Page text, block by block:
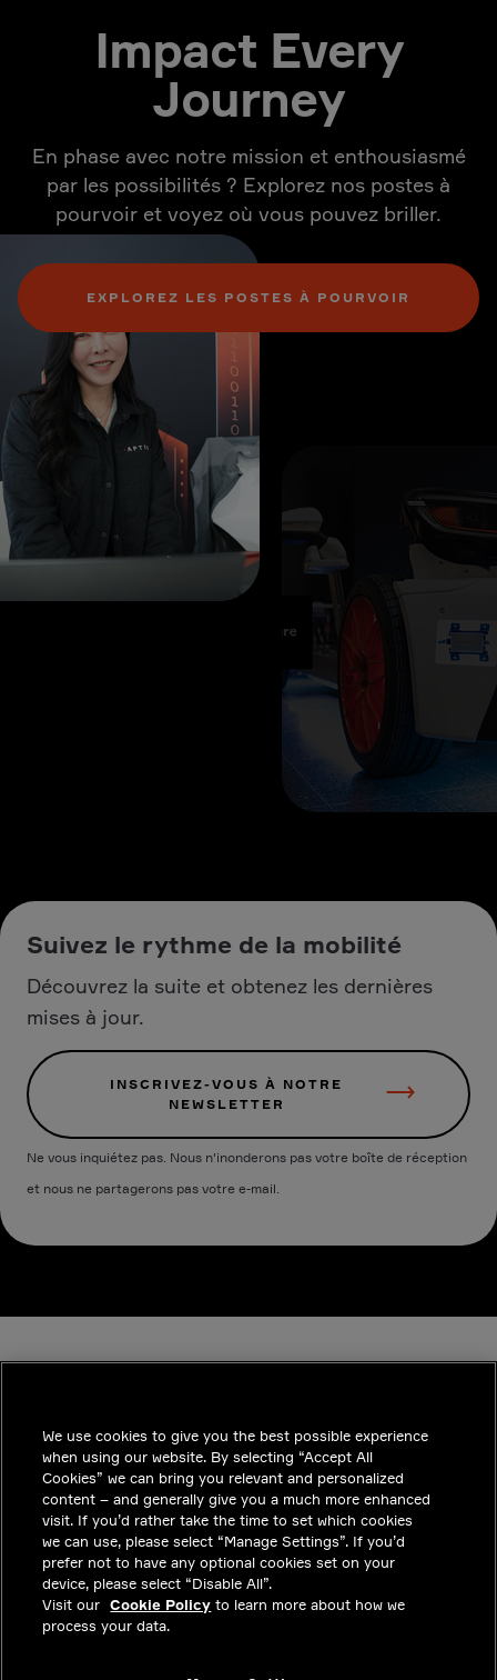
Impact Every
Journey
En phase avec notre mission et enthousiasmé
par les possibilités ? Explorez nos postes à
pourvoir et voyez où vous pouvez briller.
EXPLOREZ LES POSTES À POURVOIR
Suivez le rythme de la mobilité
Découvrez la suite et obtenez les dernières
mises à jour.
INSCRIVEZ-VOUS À NOTRE
NEWSLETTER
Ne vous inquiétez pas. Nous n'inonderons pas votre boîte de réception
et nous ne partagerons pas votre e-mail.
INDUSTRIES
INSIGHTS
SOLUTIONS
CARRIERES
INVESTISSEURS
We use cookies to give you the best possible experience
when using our website. By selecting “Accept All
Cookies” we can bring you relevant and personalized
content – and generally give you a much more enhanced
visit. If you’d rather take the time to set which cookies
we can use, please select “Manage Settings”. If you’d
prefer not to have any optional cookies set on your
device, please select “Disable All”.
Visit our Cookie Policy to learn more about how we
process your data.